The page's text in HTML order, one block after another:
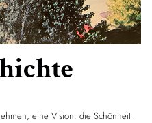
eine Vision: die Schönheit